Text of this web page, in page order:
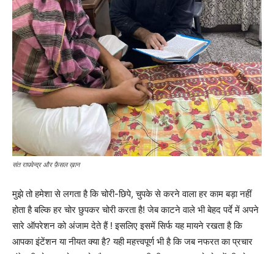
संत राघवेन्द्र और फ़ैसल ख़ान
मुझे तो हमेशा से लगता है कि चोरी-छिपे, चुपके से करने वाला हर काम बड़ा नहीं
होता है बल्कि हर चोर छुपकर चोरी करता है! जेब काटने वाले भी बेहद पर्दे में अपने
सारे ऑपरेशन को अंजाम देते हैं ! इसलिए इसमें सिर्फ यह मायने रखता है कि
आपका इंटेंशन या नीयत क्या है? यही महत्त्वपूर्ण भी है कि जब नफरत का प्रचार